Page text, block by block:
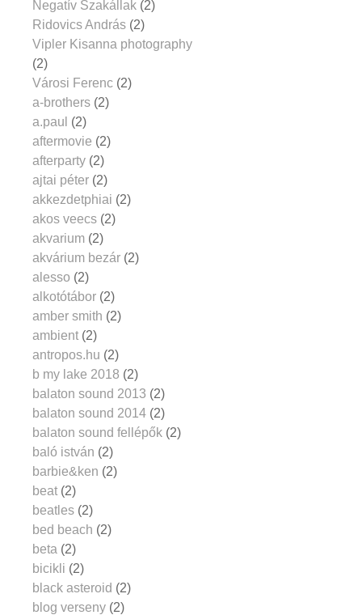
Negatív Szakállak (2)
Ridovics András (2)
Vipler Kisanna photography
(2)
Városi Ferenc (2)
a-brothers (2)
a.paul (2)
aftermovie (2)
afterparty (2)
ajtai péter (2)
akkezdetphiai (2)
akos veecs (2)
akvarium (2)
akvárium bezár (2)
alesso (2)
alkotótábor (2)
amber smith (2)
ambient (2)
antropos.hu (2)
b my lake 2018 (2)
balaton sound 2013 (2)
balaton sound 2014 (2)
balaton sound fellépők (2)
baló istván (2)
barbie&ken (2)
beat (2)
beatles (2)
bed beach (2)
beta (2)
bicikli (2)
black asteroid (2)
blog verseny (2)